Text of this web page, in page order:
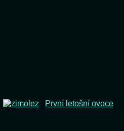
První letošní ovoce